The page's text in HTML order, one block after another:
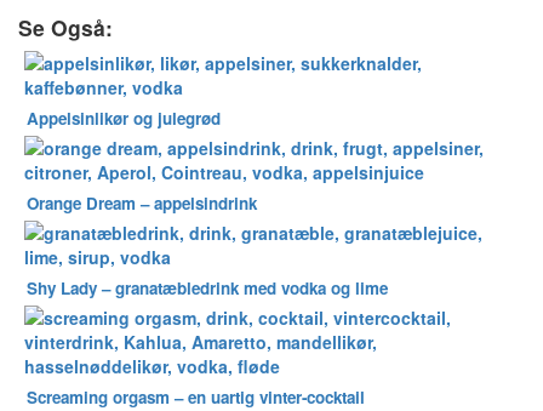
Se Også:
Appelsinlikør og julegrød
Orange Dream – appelsindrink
Shy Lady – granatæbledrink med vodka og lime
Screaming orgasm – en uartig vinter-cocktail